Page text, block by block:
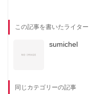
この記事を書いたライター
sumichel
同じカテゴリーの記事